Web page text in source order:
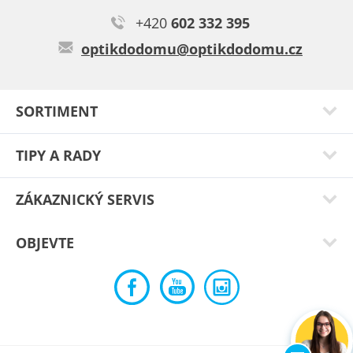
Iveta N.
Nadčasová obruba, která se hodí naprosto ke všemu. Ještě
uvažuji o hnědé variantě...
SORTIMENT
TIPY A RADY
ZÁKAZNICKÝ SERVIS
OBJEVTE
+420 602 332 395
optikdodomu@optikdodomu.cz